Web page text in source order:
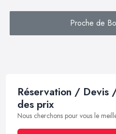
Proche de
Réservation / Devis
des prix
Nous cherchons pour vous le